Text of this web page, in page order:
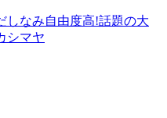
しなみ自由度高!話題の大
シマヤ